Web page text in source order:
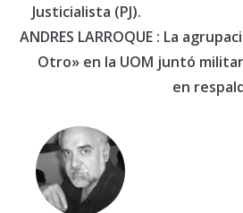
Justicialista (PJ).
ANDRES LARROQUE : La
Otro» en la UOM juntó
en